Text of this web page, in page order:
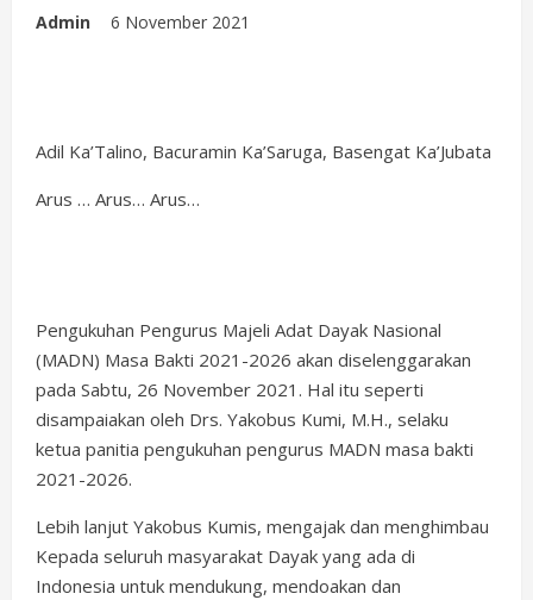
Admin 6 November 2021
Adil Ka’Talino, Bacuramin Ka’Saruga, Basengat Ka’Jubata
Arus … Arus… Arus…
Pengukuhan Pengurus Majeli Adat Dayak Nasional
(MADN) Masa Bakti 2021-2026 akan diselenggarakan
pada Sabtu, 26 November 2021. Hal itu seperti
disampaiakan oleh Drs. Yakobus Kumi, M.H., selaku
ketua panitia pengukuhan pengurus MADN masa bakti
2021-2026.
Lebih lanjut Yakobus Kumis, mengajak dan menghimbau
Kepada seluruh masyarakat Dayak yang ada di
Indonesia untuk mendukung, mendoakan dan